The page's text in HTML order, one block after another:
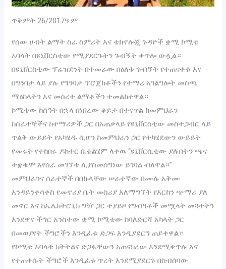
ጥቅምት 26/2017ዓ.ም
የሰው ሀብት ልማት ስራ ስምሪት እና ቴክኖሎጂ ጉዳዮች ቋሚ ኮሚቴ
አባላት በዩኒቨርስቲው የሚያደርጉትን ጉብኝት ቀጥሎ ውሏል።
በዩኒቨርስቲው ፕሬዝደንት በተመራው በዕለቱ ጉብኝት የተጠናቀቁ እና
በግንባታ ላይ ያሉ የግንባታ ፕሮጀክቶችን የተማሪ አገልግሎት መስጫ
ማዕከላትን እና መሰረተ ልማቶችን ተመልክተዋል።
ኮሚቴው ከሰዓት በኋላ በነበረው ቆይታ በተናጥል ከመምህራን
ከሰራተኞችና ከተማሪዎች ጋር በአጠቃላይ የዩኒቨርስቲው መስተጋብር ላይ
ጥልቅ ውይይት የአካሄዱ ሲሆን ከመምህራን ጋር የተካሄደውን ውይይት
የመሩት የተከበሩ ዶክተር ቤቴልሄም ላቀዉ “ዩኒቨርሲቲው ያሉበትን ጫና
ተቋቁሞ እየሰራ መገኘቱ ሊያስመሰግነው ይገባል ብለዋል።”
መምህራንና ሰራተኞች በበኩላቸው ሠራተኛው በሙሉ አቅሙ
እንዳይንቀሳቀስ የመኖሪያ ቤት መስሪያ አለማግኘት የእርከን ጭማሪ ያለ
መኖር እና ከኤሌክትሮኒክ ግዥ ጋር ተያይዞ የግብዓቶች መሟላት መጓተትን
እንደዋና ችግር አንስተው ቋሚ ኮሚቴው ከባለድርሻ አካላት ጋር
በመወያየት ችግሮችን እንዲፈቱ ድጋፍ እንዲያደርግ ጠይቀዋል።
የኮሚቴ አባላቱ ክትትልና ድጋፋቸውን አጠናክረው እንደሚቀጥሉ እና
የተጠቀሱት ችግሮች እንዲፈቱ ጥረት እንደሚያደርጉ በስብሰባው